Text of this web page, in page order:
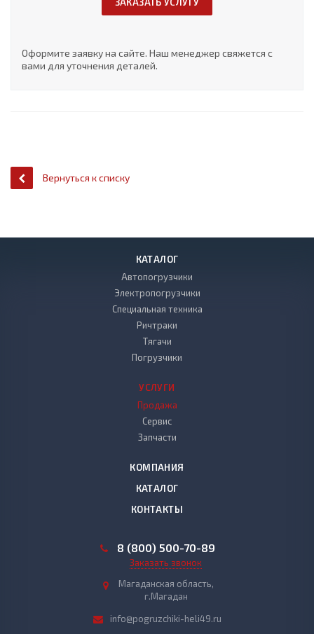
Оформите заявку на сайте. Наш менеджер свяжется с
вами для уточнения деталей.
Вернуться к списку
КАТАЛОГ
Автопогрузчики
Электропогрузчики
Специальная техника
Ричтраки
Тягачи
Погрузчики
УСЛУГИ
Продажа
Сервис
Запчасти
КОМПАНИЯ
КАТАЛОГ
КОНТАКТЫ
8 (800) 500-70-89
Заказать звонок
Магаданская область,
г.Магадан
info@pogruzchiki-heli49.ru